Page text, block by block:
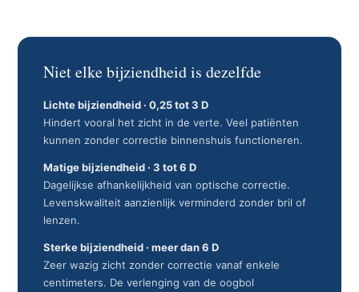
Niet elke bijziendheid is dezelfde
Lichte bijziendheid · 0,25 tot 3 D
Hindert vooral het zicht in de verte. Veel patiënten
kunnen zonder correctie binnenshuis functioneren.
Matige bijziendheid · 3 tot 6 D
Dagelijkse afhankelijkheid van optische correctie.
Levenskwaliteit aanzienlijk verminderd zonder bril of
lenzen.
Sterke bijziendheid · meer dan 6 D
Zeer wazig zicht zonder correctie vanaf enkele
centimeters. De verlenging van de oogbol